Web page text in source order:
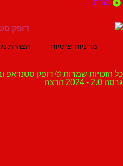
מדיניות פרטיות הצהרת נגישות
שמרות © דופק סטנדאפ ובידור 2014-2024.